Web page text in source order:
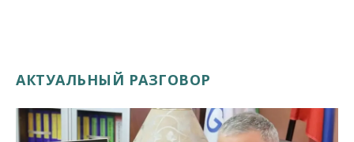
АКТУАЛЬНЫЙ РАЗГОВОР